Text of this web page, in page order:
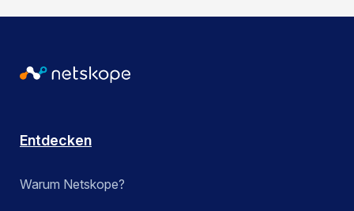
Entdecken
Warum Netskope?